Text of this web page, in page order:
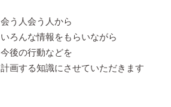
会う人会う人から
いろんな情報をもらいながら
今後の行動などを
計画する知識にさせていただきます